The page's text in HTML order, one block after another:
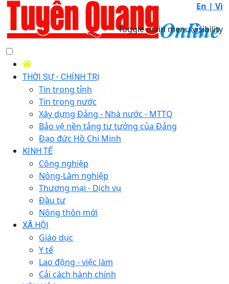
En | Vi
Toggle main menu visibility
THỜI SỰ - CHÍNH TRỊ
Tin trong tỉnh
Tin trong nước
Xây dựng Đảng - Nhà nước - MTTQ
Bảo vệ nền tảng tư tưởng của Đảng
Đạo đức Hồ Chí Minh
KINH TẾ
Công nghiệp
Nông-Lâm nghiệp
Thương mại - Dịch vụ
Đầu tư
Nông thôn mới
XÃ HỘI
Giáo dục
Y tế
Lao động - việc làm
Cải cách hành chính